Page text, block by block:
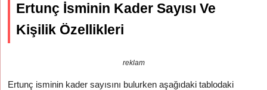
Ertunç İsminin Kader Sayısı Ve
Kişilik Özellikleri
reklam
Ertunç isminin kader sayısını bulurken aşağıdaki tablodaki